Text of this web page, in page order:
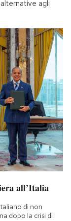
agli
all’Italia
di non
dopo la crisi di